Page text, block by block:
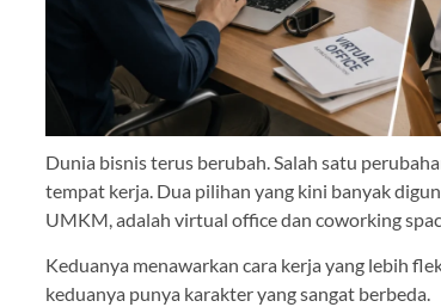
Dunia bisnis terus berubah. Salah satu
tempat kerja. Dua pilihan yang kini banyak
UMKM, adalah virtual office dan coworking
Keduanya menawarkan cara kerja yang lebih
keduanya punya karakter yang sangat berbeda.